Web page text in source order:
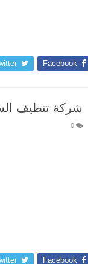
Facebook
شركة تنظيف
0
Facebook